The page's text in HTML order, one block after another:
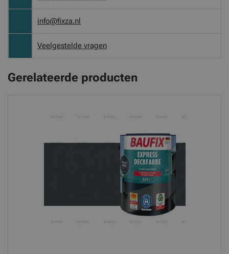
info@fixza.nl
Veelgestelde vragen
Gerelateerde producten